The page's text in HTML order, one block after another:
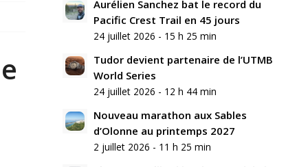
Aurélien Sanchez bat le record du
Pacific Crest Trail en 45 jours
24 juillet 2026 - 15 h 25 min
Tudor devient partenaire de l’UTMB
World Series
24 juillet 2026 - 12 h 44 min
Nouveau marathon aux Sables
d’Olonne au printemps 2027
2 juillet 2026 - 11 h 25 min